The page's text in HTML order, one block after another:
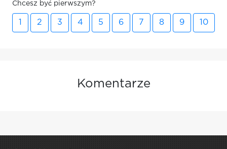
Chcesz być pierwszym?
2 3 4 5 6 7 8 9 10
Komentarze